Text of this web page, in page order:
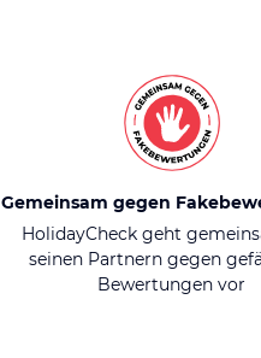
Gemeinsam gegen
HolidayCheck geht
seinen Partnern gegen
Bewertungen vor